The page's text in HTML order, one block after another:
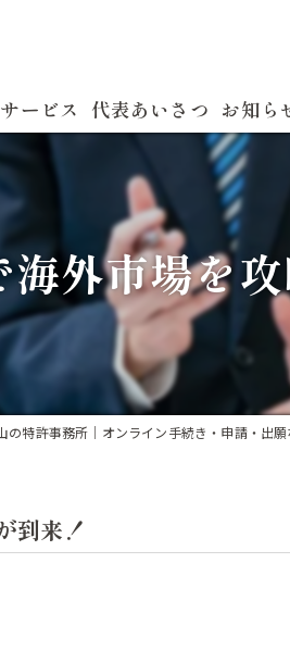
サービス 代表あいさつ お知ら
海外市場を
の特許事務所｜オンライン手続き・申請・出願
到来！